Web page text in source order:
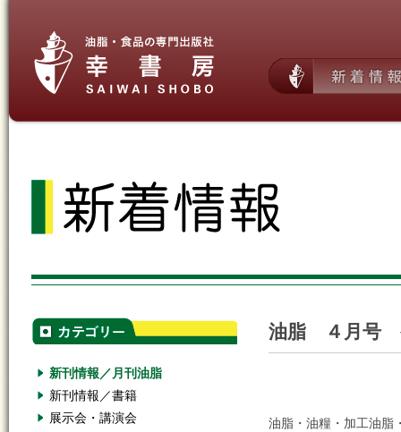
新刊情報／月刊油脂
新刊情報／書籍
展示会・講演会
油脂 ４月号
油脂・油糧・加工油脂